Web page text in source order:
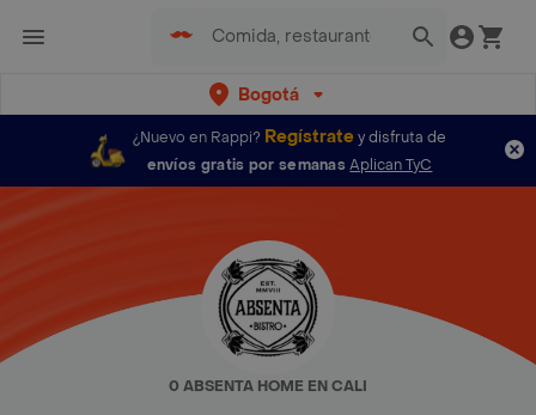
Bogotá
¿Nuevo en Rappi? Regístratey disfruta de
envíos gratis por semanas Aplican TyC
0 ABSENTA HOME EN CALI